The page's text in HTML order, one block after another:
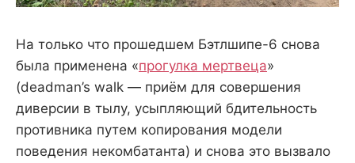
На только что прошедшем Бэтлшипе-6 снова
была применена «прогулка мертвеца»
(deadman’s walk — приём для совершения
диверсии в тылу, усыпляющий бдительность
противника путем копирования модели
поведения некомбатанта) и снова это вызвало